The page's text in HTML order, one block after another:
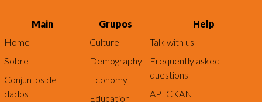
Main
Home
Sobre
Conjuntos de
dados
Grupos
Culture
Demography
Economy
Education
Help
Talk with us
Frequently asked
questions
API CKAN